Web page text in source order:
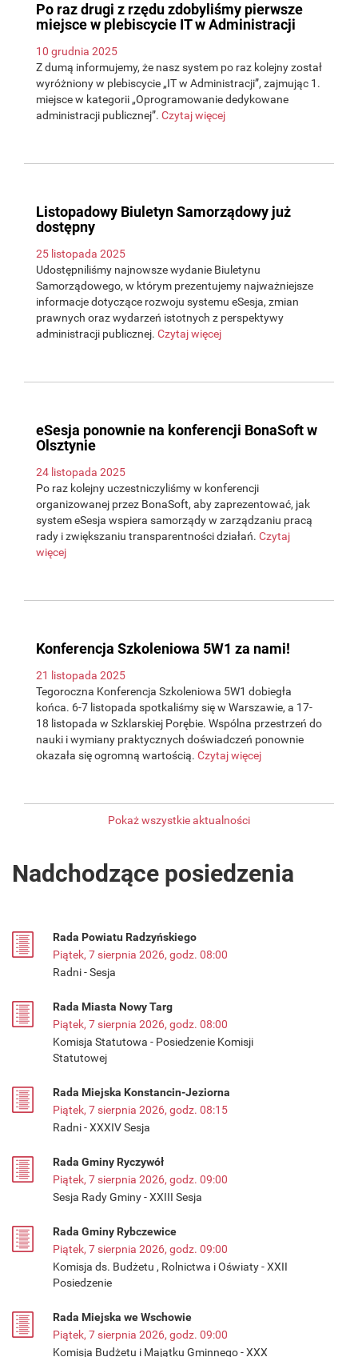
Po raz drugi z rzędu zdobyliśmy pierwsze
miejsce w plebiscycie IT w Administracji
10 grudnia 2025
Z dumą informujemy, że nasz system po raz kolejny został
wyróżniony w plebiscycie „IT w Administracji”, zajmując 1.
miejsce w kategorii „Oprogramowanie dedykowane
administracji publicznej”. Czytaj więcej
Listopadowy Biuletyn Samorządowy już
dostępny
25 listopada 2025
Udostępniliśmy najnowsze wydanie Biuletynu
Samorządowego, w którym prezentujemy najważniejsze
informacje dotyczące rozwoju systemu eSesja, zmian
prawnych oraz wydarzeń istotnych z perspektywy
administracji publicznej. Czytaj więcej
eSesja ponownie na konferencji BonaSoft w
Olsztynie
24 listopada 2025
Po raz kolejny uczestniczyliśmy w konferencji
organizowanej przez BonaSoft, aby zaprezentować, jak
system eSesja wspiera samorządy w zarządzaniu pracą
rady i zwiększaniu transparentności działań. Czytaj
więcej
Konferencja Szkoleniowa 5W1 za nami!
21 listopada 2025
Tegoroczna Konferencja Szkoleniowa 5W1 dobiegła
końca. 6-7 listopada spotkaliśmy się w Warszawie, a 17-
18 listopada w Szklarskiej Porębie. Wspólna przestrzeń do
nauki i wymiany praktycznych doświadczeń ponownie
okazała się ogromną wartością. Czytaj więcej
Pokaż wszystkie aktualności
Nadchodzące posiedzenia
Rada Powiatu Radzyńskiego
Piątek, 7 sierpnia 2026, godz. 08:00
Radni - Sesja
Rada Miasta Nowy Targ
Piątek, 7 sierpnia 2026, godz. 08:00
Komisja Statutowa - Posiedzenie Komisji
Statutowej
Rada Miejska Konstancin-Jeziorna
Piątek, 7 sierpnia 2026, godz. 08:15
Radni - XXXIV Sesja
Rada Gminy Ryczywół
Piątek, 7 sierpnia 2026, godz. 09:00
Sesja Rady Gminy - XXIII Sesja
Rada Gminy Rybczewice
Piątek, 7 sierpnia 2026, godz. 09:00
Komisja ds. Budżetu , Rolnictwa i Oświaty - XXII
Posiedzenie
Rada Miejska we Wschowie
Piątek, 7 sierpnia 2026, godz. 09:00
Komisja Budżetu i Majątku Gminnego - XXX